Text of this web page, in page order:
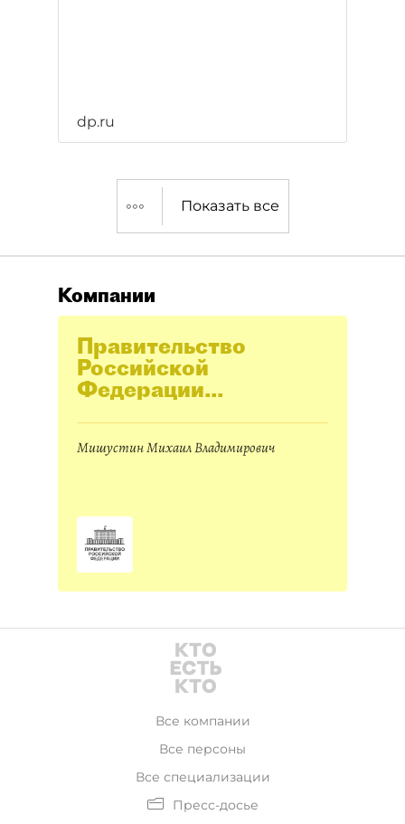
dp.ru
Показать все
Компании
Правительство
Российской
Федерации
Мишустин Михаил Владимирович
Все компании
Все персоны
Все специализации
Пресс-досье